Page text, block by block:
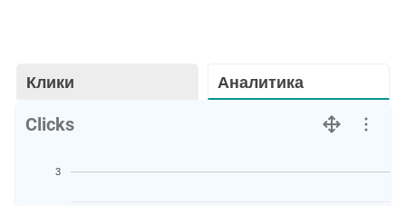
Клики Аналитика
Clicks
3